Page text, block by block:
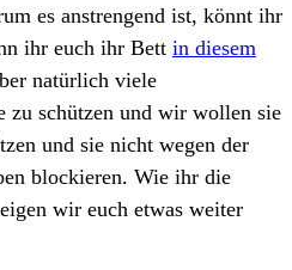
es anstrengend ist, könnt ihr
ihr euch ihr Bett in diesem
natürlich viele
zu schützen und wir wollen sie
und sie nicht wegen der
blockieren. Wie ihr die
wir euch etwas weiter